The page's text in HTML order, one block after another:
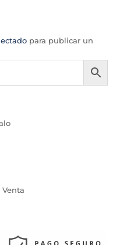
para publicar un